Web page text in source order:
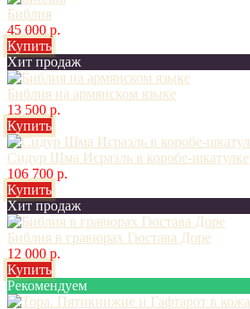
Библия
45 000 р.
Купить
Хит продаж
Библия на армянском языке
13 500 р.
Купить
Сидур Шма Исраэль в коробе-шкатулке
106 700 р.
Купить
Хит продаж
Библия в гравюрах Гюстава Доре
12 000 р.
Купить
Рекомендуем